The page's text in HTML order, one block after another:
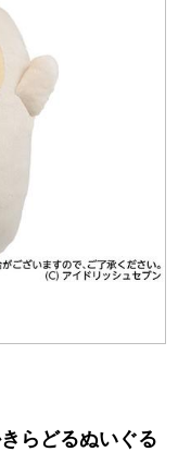
らどるぬいぐる